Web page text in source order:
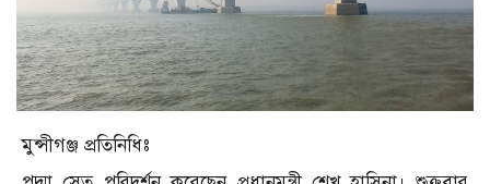
মুন্সীগঞ্জ প্রতিনিধিঃ